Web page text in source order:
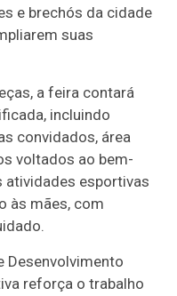
e brechós da cidade
suas
a feira contará
incluindo
convidados, área
voltados ao bem-
atividades esportivas
às mães, com
Desenvolvimento
reforça o trabalho